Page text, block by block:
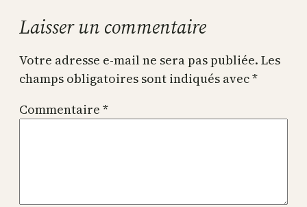
Laisser un commentaire
Votre adresse e-mail ne sera pas publiée. Les
champs obligatoires sont indiqués avec*
Commentaire *